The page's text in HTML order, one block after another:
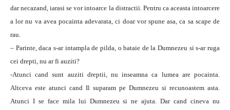
dar necazand, iarasi se vor intoarce la distractii. Pentru ca aceasta intoarcere
a lor nu va avea pocainta adevarata, ci doar vor spune asa, ca sa scape de
rau.
– Parinte, daca s-ar intampla de pilda, o bataie de la Dumnezeu si s-ar ruga
cei drepti, nu ar fi auziti?
-Atunci cand sunt auziti dreptii, nu inseamna ca lumea are pocainta.
Altceva este atunci cand Il suparam pe Dumnezeu si recunoastem asta.
Atunci I se face mila lui Dumnezeu si ne ajuta. Dar cand cineva nu